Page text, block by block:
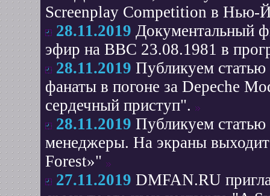
Screenplay Competition в
28.11.2019 Документальный
эфир на BBC 23.08.1981 в
28.11.2019 Публикуем
фанаты в погоне за Depeche
сердечный приступ".
28.11.2019 Публикуем
менеджеры. На экраны
Forest»"
27.11.2019 DMFAN.RU